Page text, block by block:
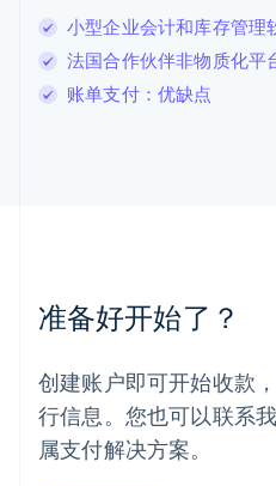
小型企业会计和库存管理
法国合作伙伴非物质化平
账单支付：优缺点
准备好开始了？
创建账户即可开始收款
行信息。您也可以联系
属支付解决方案。
FrançaisDeutschEnglish
罗马尼亚
English
马尔他
English
葡萄牙
日本
日本語 English
瑞典
SvenskaEnglish